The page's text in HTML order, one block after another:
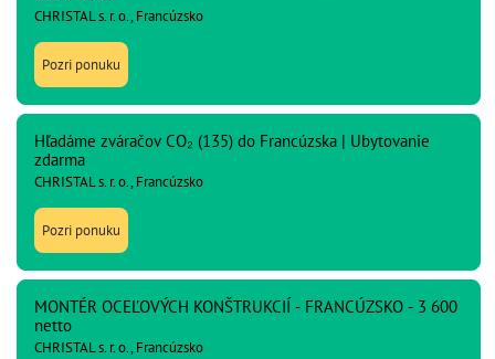
CHRISTAL s. r. o., Francúzsko
Pozri ponuku
Hľadáme zváračov CO₂ (135) do Francúzska | Ubytovanie
zdarma
CHRISTAL s. r. o., Francúzsko
Pozri ponuku
MONTÉR OCEĽOVÝCH KONŠTRUKCIÍ - FRANCÚZSKO - 3 600
netto
CHRISTAL s. r. o., Francúzsko